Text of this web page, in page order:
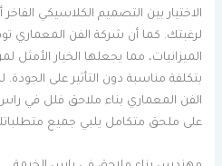
الاختيار بين التصميم الكلاسيكي
لرغبتك. كما أن شركة الفن المعماري
الميزانيات، مما يجعلها الخيار
بتكلفة مناسبة دون التأثير على
الفن المعماري بناء ملاحق فلل في
على ملحق متكامل يلبي جميع متطلباتك